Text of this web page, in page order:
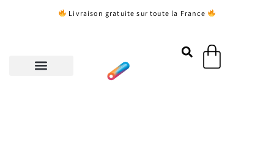
Livraison gratuite sur toute la France
Panier